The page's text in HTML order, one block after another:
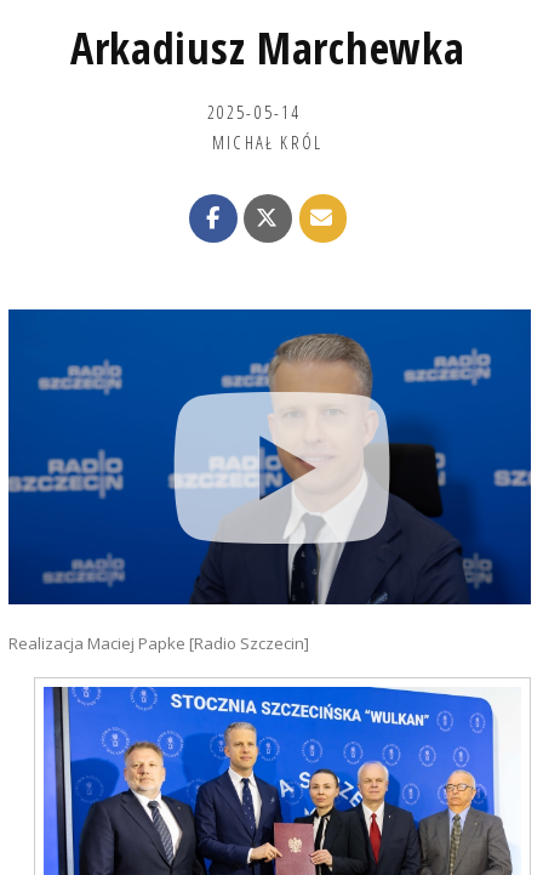
Arkadiusz Marchewka
2025-05-14
MICHAŁ KRÓL
Realizacja Maciej Papke [Radio Szczecin]